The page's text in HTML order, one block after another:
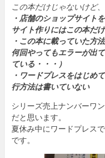
この本だけじゃないけど
・店舗のショップサイト
サイト作りにはこの本だ
・この本に載っていた方
何回やってもエラーが出
ている・・・）
・ワードプレスをはじめ
行方法は書いていない
シリーズ売上ナンバーワ
だと思います。
夏休み中にワードプレス
です。